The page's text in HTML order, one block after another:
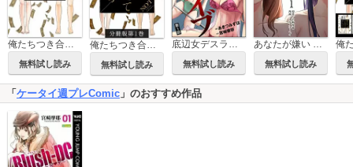
俺たちつき合ってないから
無料試し読み
俺たちつき合ってないから 分冊版
無料試し読み
底辺女デスライブ（分冊版）
無料試し読み
あなたが嫌い ～女の欲望と嫉妬の渦～
無料試し読み
「 ケータイ週プレComic 」のおすすめ作品